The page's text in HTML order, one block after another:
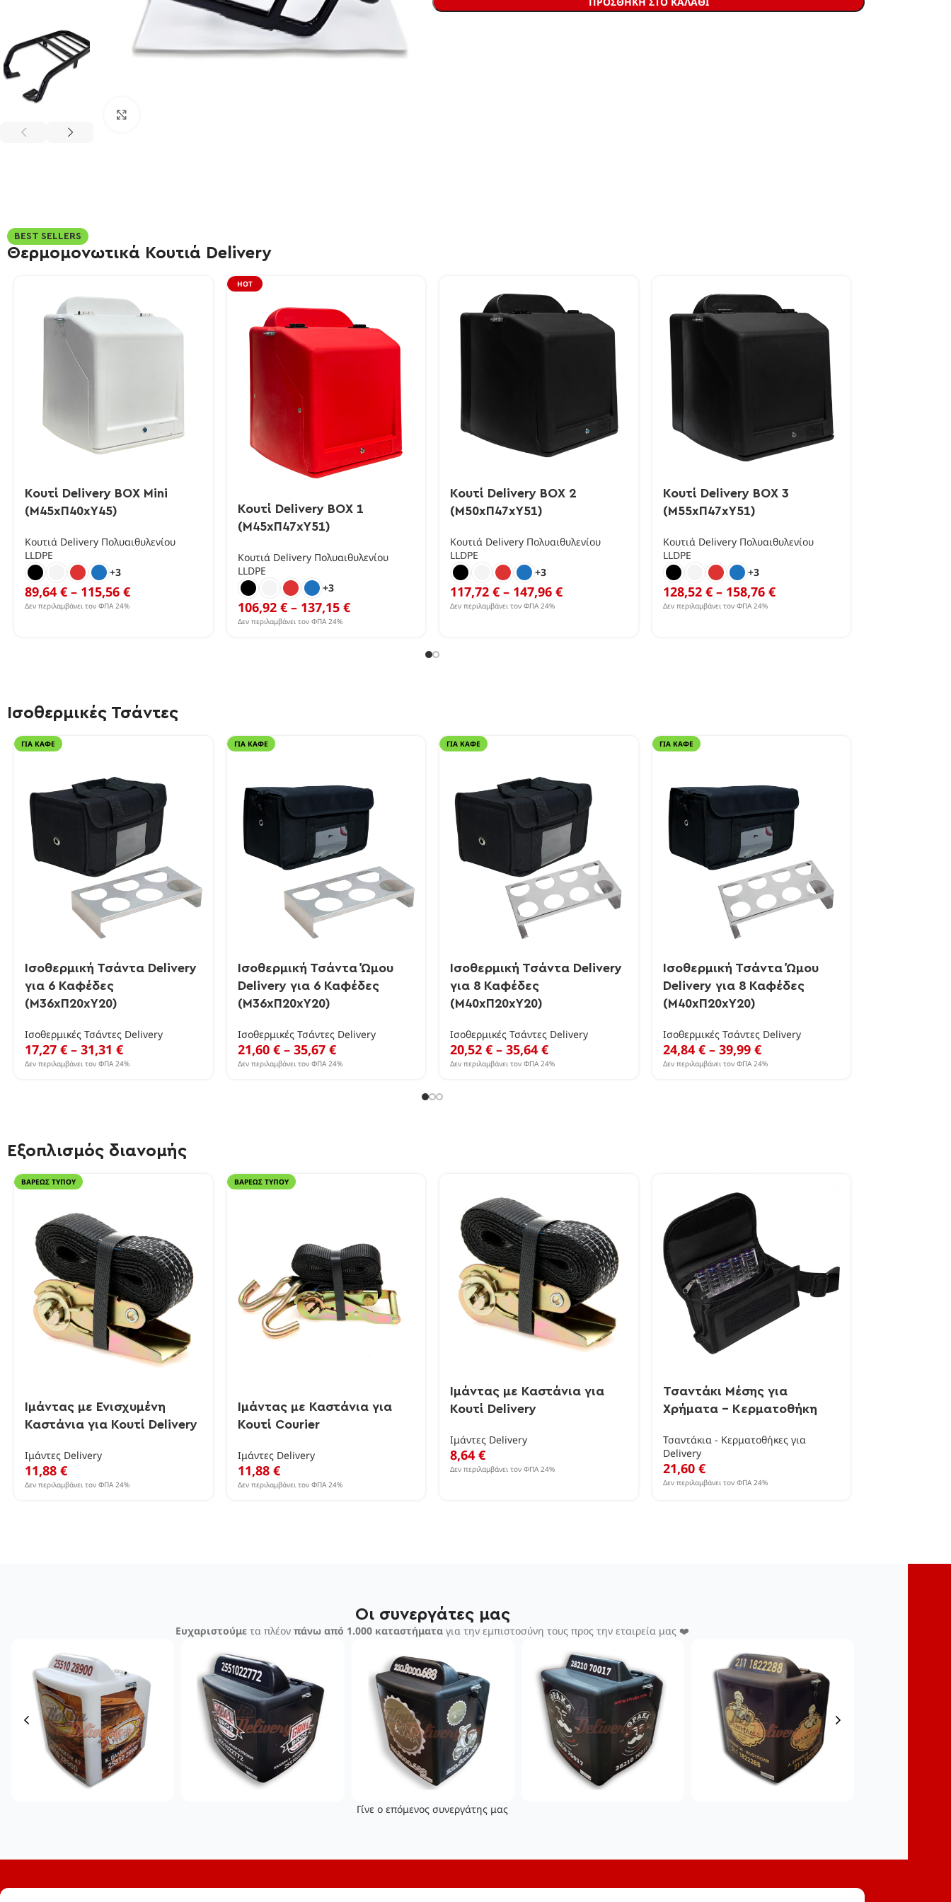
BEST SELLERS
Θερμομονωτικά Κουτιά Delivery
Κουτί Delivery BOX Mini
(Μ45xΠ40xΥ45)
Κουτιά Delivery Πολυαιθυλενίου
LLDPE
+3
89,64 € – 115,56 €
Δεν περιλαμβάνει τον ΦΠΑ 24%
HOT
Κουτί Delivery BOX 1
(Μ45xΠ47xΥ51)
Κουτιά Delivery Πολυαιθυλενίου
LLDPE
+3
106,92 € – 137,15 €
Δεν περιλαμβάνει τον ΦΠΑ 24%
Κουτί Delivery BOX 2
(Μ50xΠ47xΥ51)
Κουτιά Delivery Πολυαιθυλενίου
LLDPE
+3
117,72 € – 147,96 €
Δεν περιλαμβάνει τον ΦΠΑ 24%
Κουτί Delivery BOX 3
(Μ55xΠ47xΥ51)
Κουτιά Delivery Πολυαιθυλενίου
LLDPE
+3
128,52 € – 158,76 €
Δεν περιλαμβάνει τον ΦΠΑ 24%
Ισοθερμικές Τσάντες
ΓΙΑ ΚΑΦΈ
Ισοθερμική Τσάντα Delivery
για 6 Καφέδες
(Μ36xΠ20xΥ20)
Ισοθερμικές Τσάντες Delivery
17,27 € – 31,31 €
Δεν περιλαμβάνει τον ΦΠΑ 24%
ΓΙΑ ΚΑΦΈ
Ισοθερμική Τσάντα Ώμου
Delivery για 6 Καφέδες
(Μ36xΠ20xΥ20)
Ισοθερμικές Τσάντες Delivery
21,60 € – 35,67 €
Δεν περιλαμβάνει τον ΦΠΑ 24%
ΓΙΑ ΚΑΦΈ
Ισοθερμική Τσάντα Delivery
για 8 Καφέδες
(Μ40xΠ20xΥ20)
Ισοθερμικές Τσάντες Delivery
20,52 € – 35,64 €
Δεν περιλαμβάνει τον ΦΠΑ 24%
ΓΙΑ ΚΑΦΈ
Ισοθερμική Τσάντα Ώμου
Delivery για 8 Καφέδες
(Μ40xΠ20xΥ20)
Ισοθερμικές Τσάντες Delivery
24,84 € – 39,99 €
Δεν περιλαμβάνει τον ΦΠΑ 24%
Εξοπλισμός διανομής
ΒΑΡΈΩΣ ΤΎΠΟΥ
Ιμάντας με Ενισχυμένη
Καστάνια για Κουτί Delivery
Ιμάντες Delivery
11,88 €
Δεν περιλαμβάνει τον ΦΠΑ 24%
ΒΑΡΈΩΣ ΤΎΠΟΥ
Ιμάντας με Καστάνια για
Κουτί Courier
Ιμάντες Delivery
11,88 €
Δεν περιλαμβάνει τον ΦΠΑ 24%
Ιμάντας με Καστάνια για
Κουτί Delivery
Ιμάντες Delivery
8,64 €
Δεν περιλαμβάνει τον ΦΠΑ 24%
Τσαντάκι Μέσης για
Χρήματα – Κερματοθήκη
Τσαντάκια - Κερματοθήκες για
Delivery
21,60 €
Δεν περιλαμβάνει τον ΦΠΑ 24%
Οι συνεργάτες μας
Ευχαριστούμε τα πλέον πάνω από 1.000 καταστήματα για την εμπιστοσύνη τους προς την εταιρεία μας ❤️
Γίνε ο επόμενος συνεργάτης μας